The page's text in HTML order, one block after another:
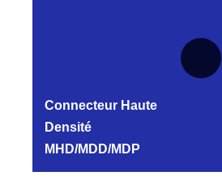
pour le
Connecteur Haute
Densité
MHD/MDD/MDP